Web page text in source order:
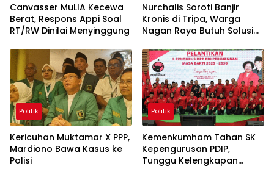
Canvasser MuLIA Kecewa
Berat, Respons Appi Soal
RT/RW Dinilai Menyinggung
Nurchalis Soroti Banjir
Kronis di Tripa, Warga
Nagan Raya Butuh Solusi
Politik
Kericuhan Muktamar X PPP,
Mardiono Bawa Kasus ke
Polisi
Politik
Kemenkumham Tahan SK
Kepengurusan PDIP,
Tunggu Kelengkapan